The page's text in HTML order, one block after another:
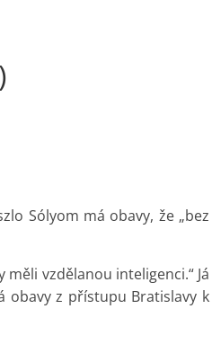
Sólyom má obavy, že „bez
vzdělanou inteligenci.“ Já
obavy z přístupu Bratislavy k